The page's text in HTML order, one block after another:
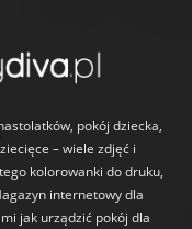
pokój dziecka,
– wiele zdjęć i
kolorowanki do druku,
internetowy dla
jak urządzić pokój dla